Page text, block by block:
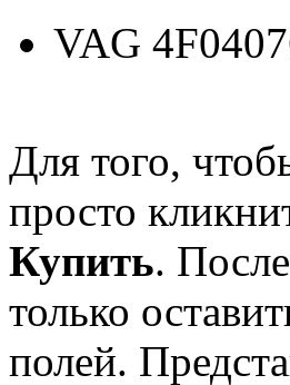
VAG
Для того,
просто
Купить.
только
полей.